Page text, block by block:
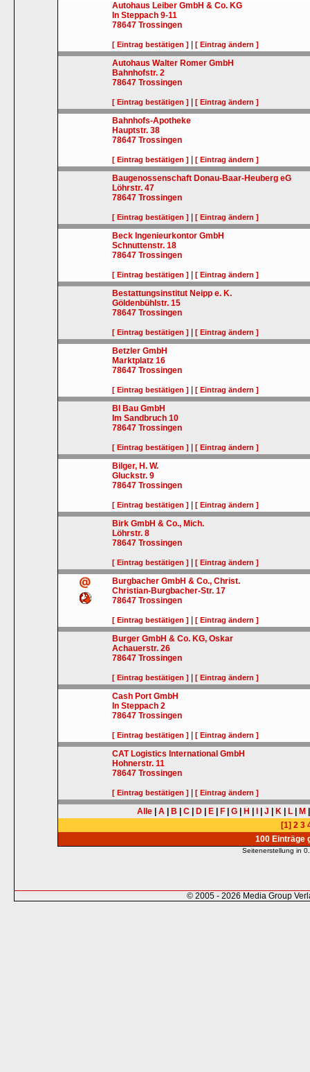
Autohaus Leiber GmbH & Co. KG
In Steppach 9-11
78647 Trossingen
[ Eintrag bestätigen ] |[ Eintrag ändern ]
Autohaus Walter Romer GmbH
Bahnhofstr. 2
78647 Trossingen
[ Eintrag bestätigen ] |[ Eintrag ändern ]
Bahnhofs-Apotheke
Hauptstr. 38
78647 Trossingen
[ Eintrag bestätigen ] |[ Eintrag ändern ]
Baugenossenschaft Donau-Baar-Heuberg eG
Löhrstr. 47
78647 Trossingen
[ Eintrag bestätigen ] |[ Eintrag ändern ]
Beck Ingenieurkontor GmbH
Schnuttenstr. 18
78647 Trossingen
[ Eintrag bestätigen ] |[ Eintrag ändern ]
Bestattungsinstitut Neipp e. K.
Göldenbühlstr. 15
78647 Trossingen
[ Eintrag bestätigen ] |[ Eintrag ändern ]
Betzler GmbH
Marktplatz 16
78647 Trossingen
[ Eintrag bestätigen ] |[ Eintrag ändern ]
BI Bau GmbH
Im Sandbruch 10
78647 Trossingen
[ Eintrag bestätigen ] |[ Eintrag ändern ]
Bilger, H. W.
Gluckstr. 9
78647 Trossingen
[ Eintrag bestätigen ] |[ Eintrag ändern ]
Birk GmbH & Co., Mich.
Löhrstr. 8
78647 Trossingen
[ Eintrag bestätigen ] |[ Eintrag ändern ]
Burgbacher GmbH & Co., Christ.
Christian-Burgbacher-Str. 17
78647 Trossingen
[ Eintrag bestätigen ] |[ Eintrag ändern ]
Burger GmbH & Co. KG, Oskar
Achauerstr. 26
78647 Trossingen
[ Eintrag bestätigen ] |[ Eintrag ändern ]
Cash Port GmbH
In Steppach 2
78647 Trossingen
[ Eintrag bestätigen ] |[ Eintrag ändern ]
CAT Logistics International GmbH
Hohnerstr. 11
78647 Trossingen
[ Eintrag bestätigen ] |[ Eintrag ändern ]
Alle A B C D E F G H J K L M
[1] 2 3
100 Einträge
Seitenerstellung in
© 2005 - 2026 Media Group